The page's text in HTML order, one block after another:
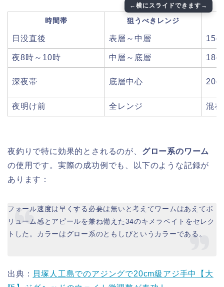
時間帯 狙うべきレンジ
日没直後 表層～中層
夜8時～10時 中層～底層
深夜帯 底層中心
夜明け前 全レンジ 混在
夜釣りで特に効果的とされるのが、 グロー系のワーム
の使用です。実際の成功例でも、以下のような記録が
あります：
フォール速度は早くする必要は無いと考えてワームはあえてボ
リューム感とアピールを兼ね備えた34のキメラベイトをセレク
トした。カラーはグロー系のともしびというカラーである。
出典： 貝塚人工島でのアジングで20cm級アジ手中【大